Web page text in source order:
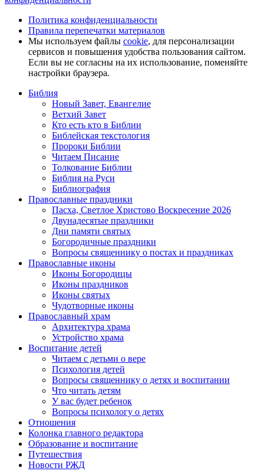
Политика конфиденциальности
Правила перепечатки материалов
Мы используем файлы cookie, для персонализации
сервисов и повышения удобства пользования сайтом.
Если вы не согласны на их использование, поменяйте
настройки браузера.
Библия
Новый Завет, Евангелие
Ветхий Завет
Кто есть кто в Библии
Библейская текстология
Пророки Библии
Читаем Писание
Толкование Библии
Библия на Руси
Библиография
Православные праздники
Пасха, Светлое Христово Воскресение 2026
Двунадесятые праздники
Дни памяти святых
Богородичные праздники
Вопросы священнику о постах и праздниках
Православные иконы
Иконы Богородицы
Иконы праздников
Иконы святых
Чудотворные иконы
Православный храм
Архитектура храма
Устройство храма
Воспитание детей
Читаем с детьми о вере
Психология детей
Вопросы священнику о детях и воспитании
Что читать детям
У вас будет ребенок
Вопросы психологу о детях
Отношения
Колонка главного редактора
Образование и воспитание
Путешествия
Новости РЖД